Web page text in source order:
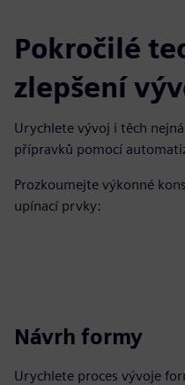
Pokročilé
zlepšení
Urychlete vývoj i těch
přípravků pomocí
Prozkoumejte výkonné
upínací prvky:
Návrh formy
Urychlete proces vývoje